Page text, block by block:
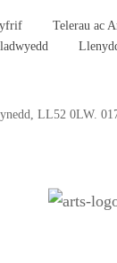
Telerau ac
LL52 0LW.